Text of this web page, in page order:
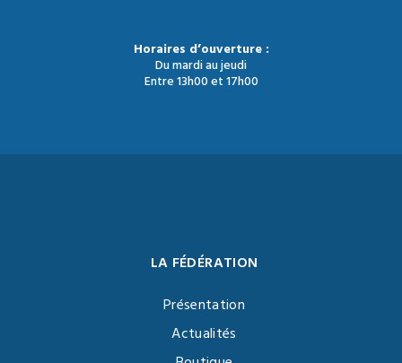
Horaires d’ouverture :
Du mardi au jeudi
Entre 13h00 et 17h00
LA FÉDÉRATION
Présentation
Actualités